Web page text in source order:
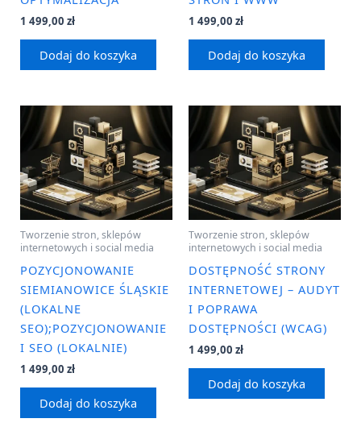
1 499,00 zł
Dodaj do koszyka
1 499,00 zł
Dodaj do koszyka
Tworzenie stron, sklepów
internetowych i social media
POZYCJONOWANIE
SIEMIANOWICE ŚLĄSKIE
(LOKALNE
SEO);POZYCJONOWANIE
I SEO (LOKALNIE)
1 499,00 zł
Dodaj do koszyka
Tworzenie stron, sklepów
internetowych i social media
DOSTĘPNOŚĆ STRONY
INTERNETOWEJ – AUDYT
I POPRAWA
DOSTĘPNOŚCI (WCAG)
1 499,00 zł
Dodaj do koszyka